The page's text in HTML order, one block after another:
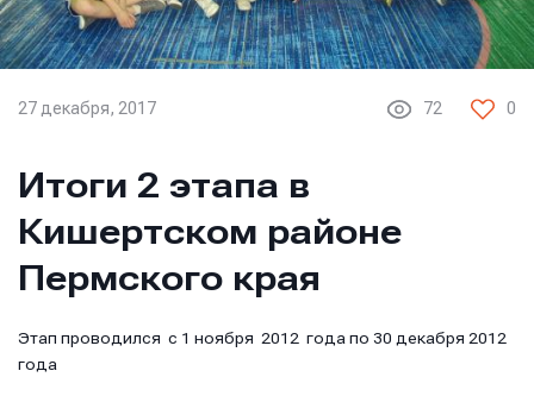
27 декабря, 2017 72 0
Итоги 2 этапа в
Кишертском районе
Пермского края
Этап проводился с 1 ноября 2012 года по 30 декабря 2012
года